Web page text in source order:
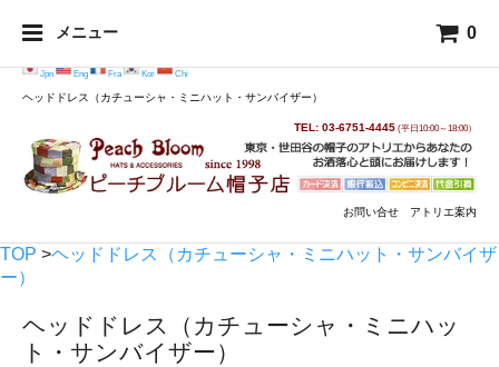
メニュー 0
Jpn Eng Fra Kor Chi
ヘッドドレス（カチューシャ・ミニハット・サンバイザー）
TEL: 03-6751-4445 (平日10:00～18:00）
お問い合せ アトリエ案内
TOP >ヘッドドレス（カチューシャ・ミニハット・サンバイザ
ー）
ヘッドドレス（カチューシャ・ミニハッ
ト・サンバイザー）